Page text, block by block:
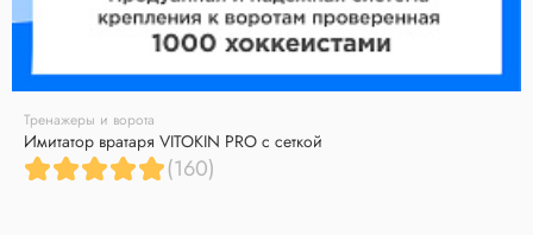
Тренажеры и ворота
Имитатор вратаря VITOKIN PRO с сеткой
(160)